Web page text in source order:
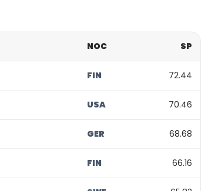
NOC SP
FIN 72.44
USA 70.46
GER 68.68
FIN 66.16